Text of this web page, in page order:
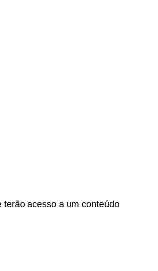
acesso a um conteúdo